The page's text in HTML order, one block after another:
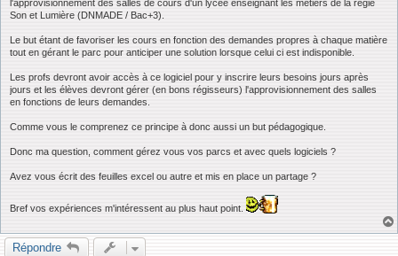
a
g
l'approvisionnement des salles de cours d'un lycée enseignant les métiers de la régie
Son et Lumière (DNMADE / Bac+3).
Le but étant de favoriser les cours en fonction des demandes propres à chaque matière
tout en gérant le parc pour anticiper une solution lorsque celui ci est indisponible.
Les profs devront avoir accès à ce logiciel pour y inscrire leurs besoins jours après
jours et les élèves devront gérer (en bons régisseurs) l'approvisionnement des salles
en fonctions de leurs demandes.
Comme vous le comprenez ce principe à donc aussi un but pédagogique.
Donc ma question, comment gérez vous vos parcs et avec quels logiciels ?
Avez vous écrit des feuilles excel ou autre et mis en place un partage ?
Bref vos expériences m'intéressent au plus haut point.
Répondre